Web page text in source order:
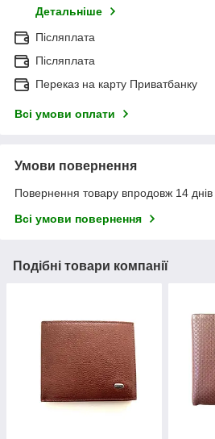
Детальніше
Післяплата
Післяплата
Переказ на карту Приватбанку
Всі умови оплати
Умови повернення
Повернення товару впродовж 14
Всі умови повернення
Подібні товари компанії